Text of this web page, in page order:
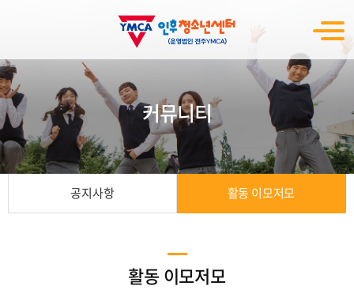
커뮤니티
공지사항 활동 이모저모
활동 이모저모